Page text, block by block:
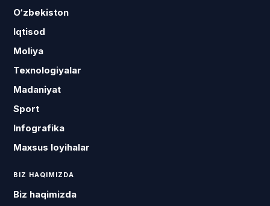
O‘zbekiston
Iqtisod
Moliya
Texnologiyalar
Madaniyat
Sport
Infografika
Maxsus loyihalar
BIZ HAQIMIZDA
Biz haqimizda